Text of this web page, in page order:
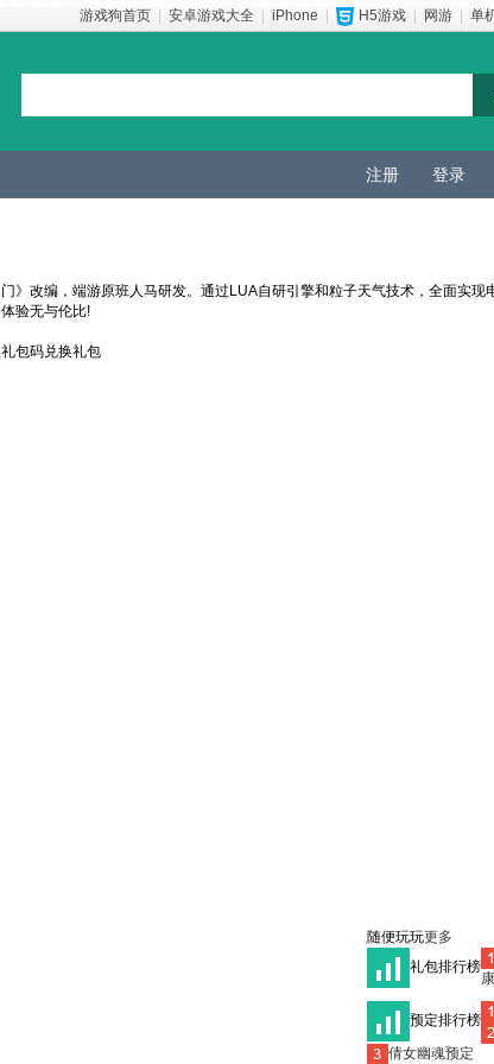
游戏狗首页 安卓游戏大全 iPhone H5游戏 网游 单
登录
注册
》改编，端游原班人马研发。通过LUA自研引擎和粒子天气技术，全面实现
验无与伦比!
包码兑换礼包
随便玩玩更多
礼包排行榜
预定排行榜
倩女幽魂预定